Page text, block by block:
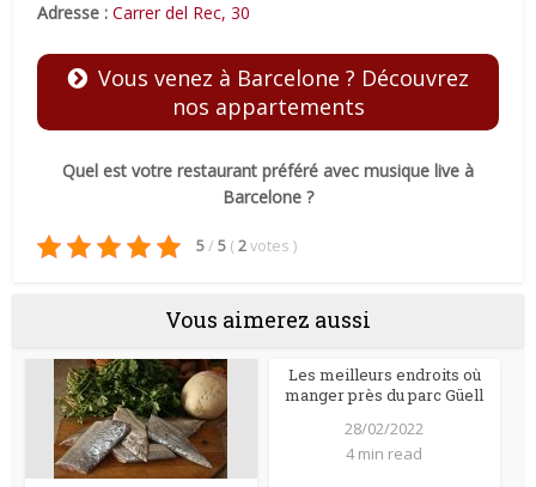
Adresse : Carrer del Rec, 30
Vous venez à Barcelone ? Découvrez
nos appartements
Quel est votre restaurant préféré avec musique live à
Barcelone ?
5/ 5 (2votes )
Vous aimerez aussi
Les meilleurs endroits où
manger près du parc Güell
28/02/2022
4 min read